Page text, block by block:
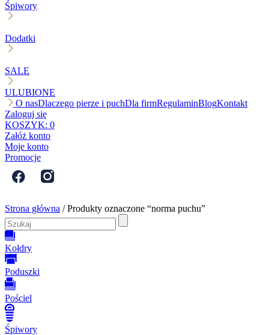
Śpiwory
Dodatki
SALE
ULUBIONE
O nasDlaczego pierze i puchDla firmRegulaminBlogKontakt
Zaloguj się
KOSZYK: 0
Załóż konto
Moje konto
Promocje
Strona główna / Produkty oznaczone “norma puchu”
Kołdry
Poduszki
Pościel
Śpiwory